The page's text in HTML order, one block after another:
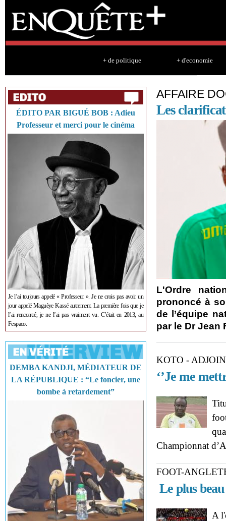
+ de politique + d'economie
ÉDITO PAR BIGUÉ BOB : Adieu
Professeur et merci pour le cinéma
Je l’ai toujours appelé « Professeur ». Je ne crois pas avoir un
jour appelé Maguèye Kassé autrement. La première fois que je
l’ai rencontré, je ne l’ai pas vraiment vu. C’était en 2013, au
Fespaco.
DEMBA KANDJI, MÉDIATEUR DE
LA RÉPUBLIQUE : “Le foncier, une
bombe à retardement”
AFFAIRE
Les
L'Ordre
prononcé à
de l’équipe
par le Dr Jean
KOTO -
‘’Je me
Championnat
FOOT-
Le plus
A